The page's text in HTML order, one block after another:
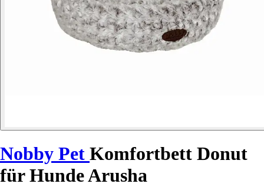
Nobby Pet Komfortbett Donut
für Hunde Arusha